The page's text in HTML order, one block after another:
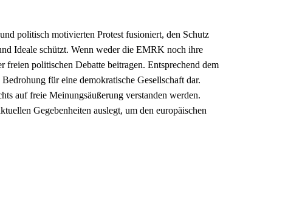
politisch motivierten Protest fusioniert, den Schutz
Ideale schützt. Wenn weder die EMRK noch ihre
politischen Debatte beitragen. Entsprechend dem
für eine demokratische Gesellschaft dar.
auf freie Meinungsäußerung verstanden werden.
Gegebenheiten auslegt, um den europäischen